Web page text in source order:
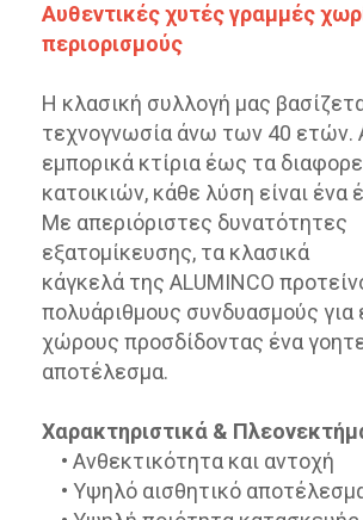
Αυθεντικές χυτές γραμμές
περιορισμούς
Η κλασική συλλογή μας
τεχνογνωσία άνω των 40 ετών.
εμπορικά κτίρια έως τα
κατοικιών, κάθε λύση είναι ένα
Με απεριόριστες δυνατότητες
εξατομίκευσης, τα κλασικά
κάγκελά της ALUMINCO
πολυάριθμους συνδυασμούς για
χώρους προσδίδοντας ένα
αποτέλεσμα.
Χαρακτηριστικά &
• Ανθεκτικότητα και αντοχή
• Υψηλό αισθητικό